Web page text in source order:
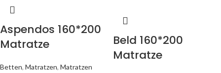
Aspendos 160*200
Matratze
Betten, Matratzen, Matratzen
Beld 160*200
Matratze